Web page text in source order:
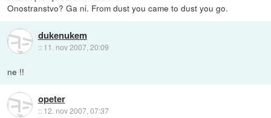
Onostranstvo? Ga ni. From dust you came to dust you go.
dukenukem
:: 11. nov 2007, 20:09
ne !!
opeter
:: 12. nov 2007, 07:37